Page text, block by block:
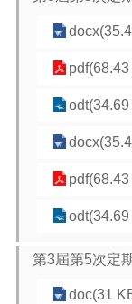
第3屆第5次定
doc(31